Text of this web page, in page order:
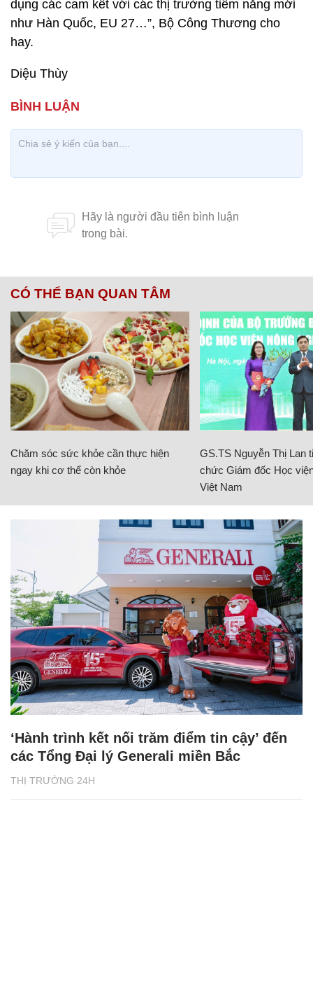
dụng các cam kết với các thị trường tiềm năng mới
như Hàn Quốc, EU 27…”, Bộ Công Thương cho
hay.
Diệu Thùy
CÓ THỂ BẠN QUAN TÂM
Chăm sóc sức khỏe cần thực hiện
ngay khi cơ thể còn khỏe
GS.TS Nguyễn Thị Lan
chức Giám đốc Học
Việt Nam
THỊ TRƯỜNG 24H
‘Hành trình kết nối trăm điểm tin cậy’ đến
các Tổng Đại lý Generali miền Bắc